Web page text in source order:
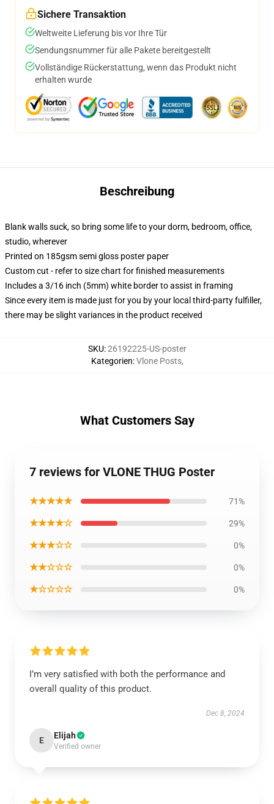
Sichere Transaktion
Weltweite Lieferung bis vor Ihre Tür
Sendungsnummer für alle Pakete bereitgestellt
Vollständige Rückerstattung, wenn das Produkt nicht
erhalten wurde
Beschreibung
Blank walls suck, so bring some life to your dorm, bedroom, office,
studio, wherever
Printed on 185gsm semi gloss poster paper
Custom cut - refer to size chart for finished measurements
Includes a 3/16 inch (5mm) white border to assist in framing
Since every item is made just for you by your local third-party fulfiller,
there may be slight variances in the product received
SKU:26192225-US-poster
Kategorien:Vlone Posts,
What Customers Say
7 reviews for VLONE THUG Poster
★★★★★ 71%
★★★★☆ 29%
★★★☆☆ 0%
★★☆☆☆ 0%
★☆☆☆☆ 0%
I’m very satisfied with both the performance and
overall quality of this product.
Dec 8, 2024
E Elijah
Verified owner